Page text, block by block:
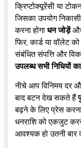
क्रिप्टोक्यूरेंसी या
जिसका उपयोग
करना होगा धन जोड़ें
फिर, कार्ड या वॉलेट
संबंधित संपत्ति और
उपलब्ध सभी निधियों
नीचे आप विनिमय दर
बाद बटन देख सकते हैं
बढ़ने के लिए प्रेस करना
धनराशि को एकजुट
आवश्यक हो उतनी बार